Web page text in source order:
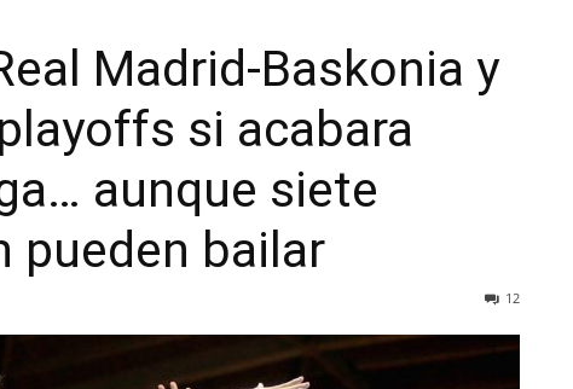
Madrid-Baskonia y
si acabara
aunque siete
pueden bailar
12